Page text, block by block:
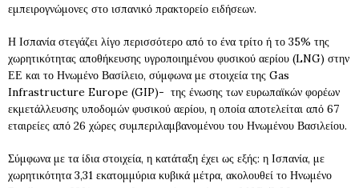
εμπειρογνώμονες στο ισπανικό πρακτορείο ειδήσεων.
Η Ισπανία στεγάζει λίγο περισσότερο από το ένα τρίτο ή το 35% της
χωρητικότητας αποθήκευσης υγροποιημένου φυσικού αερίου (LNG) στην
ΕΕ και το Ηνωμένο Βασίλειο, σύμφωνα με στοιχεία της Gas
Infrastructure Europe (GIP)- της ένωσης των ευρωπαϊκών φορέων
εκμετάλλευσης υποδομών φυσικού αερίου, η οποία αποτελείται από 67
εταιρείες από 26 χώρες συμπεριλαμβανομένου του Ηνωμένου Βασιλείου.
Σύμφωνα με τα ίδια στοιχεία, η κατάταξη έχει ως εξής: η Ισπανία, με
χωρητικότητα 3,31 εκατομμύρια κυβικά μέτρα, ακολουθεί το Ηνωμένο